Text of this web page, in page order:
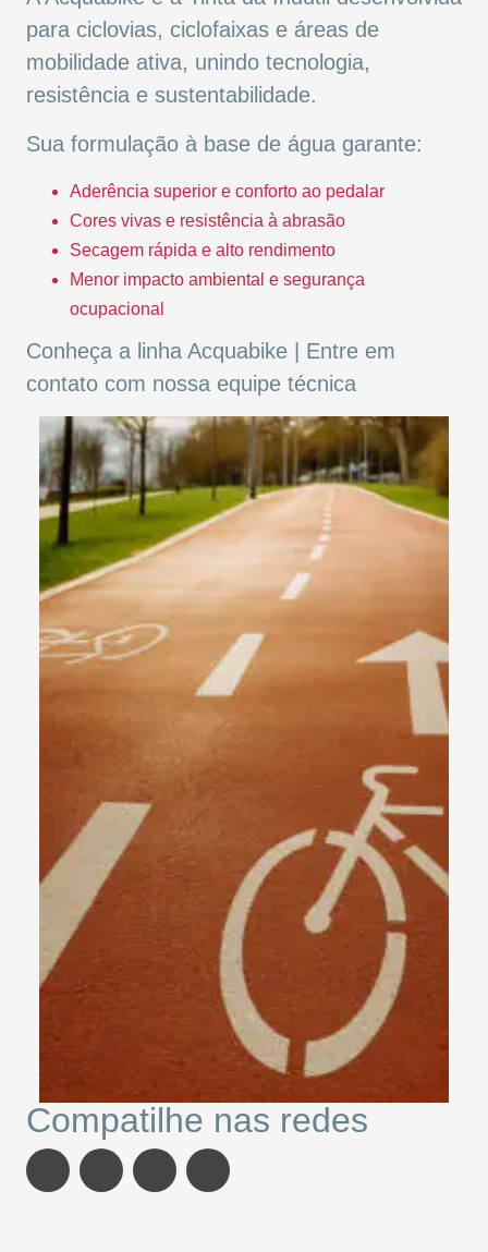
para ciclovias, ciclofaixas e áreas de
mobilidade ativa, unindo tecnologia,
resistência e sustentabilidade.
Sua formulação à base de água garante:
Aderência superior e conforto ao pedalar
Cores vivas e resistência à abrasão
Secagem rápida e alto rendimento
Menor impacto ambiental e segurança
ocupacional
Conheça a linha Acquabike | Entre em
contato com nossa equipe técnica
Compatilhe nas redes